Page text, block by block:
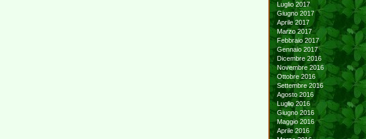
Luglio 2017
Giugno 2017
Aprile 2017
Marzo 2017
Febbraio 2017
Gennaio 2017
Dicembre 2016
Novembre 2016
Ottobre 2016
Settembre 2016
Agosto 2016
Luglio 2016
Giugno 2016
Maggio 2016
Aprile 2016